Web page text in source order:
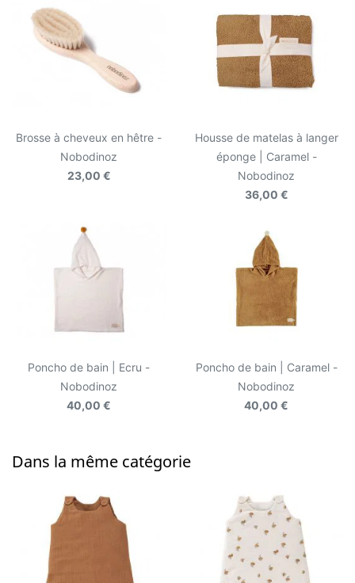
Brosse à cheveux en hêtre -
Nobodinoz
23,00 €
Housse de matelas à langer
éponge | Caramel -
Nobodinoz
36,00 €
Poncho de bain | Ecru -
Nobodinoz
40,00 €
Poncho de bain | Caramel -
Nobodinoz
40,00 €
Dans la même catégorie